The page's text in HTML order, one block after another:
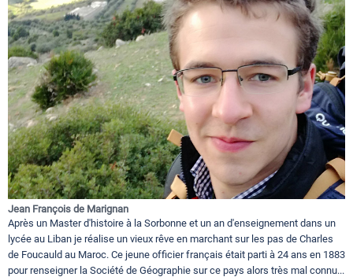
Jean François de Marignan
Après un Master d'histoire à la Sorbonne et un an d'enseignement dans un
lycée au Liban je réalise un vieux rêve en marchant sur les pas de Charles
de Foucauld au Maroc. Ce jeune officier français était parti à 24 ans en 1883
pour renseigner la Société de Géographie sur ce pays alors très mal connu...